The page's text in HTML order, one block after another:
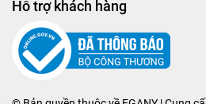
Hỗ trợ khách hàng